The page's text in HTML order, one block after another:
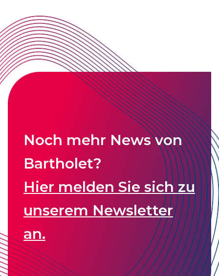
Noch mehr News von
Bartholet?
Hier melden Sie sich zu
unserem Newsletter
an.